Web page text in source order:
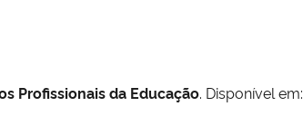
Profissionais da Educação. Disponível em: